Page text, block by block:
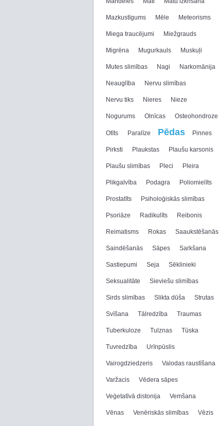
Mazkustīgums Mēle Meteorisms
Miega traucējumi Miežgrauds
Migrēna Mugurkauls Muskuļi
Mutes slimības Nagi Narkomānija
Neauglība Nervu slimības
Nervu tiks Nieres Nieze
Nogurums Olnīcas Osteohondroze
Otīts Paralīze Pēdas Pinnes
Pirksti Plaukstas Plaušu karsonis
Plaušu slimības Pleci Pleira
Plikgalvība Podagra Poliomielīts
Prostatīts Psiholoģiskās slimības
Psoriāze Radikulīts Reibonis
Reimatisms Rokas Saaukstēšanās
Saindēšanās Sāpes Sarkšana
Sastiepumi Seja Sēklinieki
Seksualitāte Sieviešu slimības
Sirds slimības Slikta dūša Strutas
Svīšana Tālredzība Traumas
Tuberkuloze Tulznas Tūska
Tuvredzība Urīnpūslis
Vairogdziedzeris Valodas raustīšana
Varžacis Vēdera sāpes
Veģetatīvā distonija Vemšana
Vēnas Venēriskās slimības Vēzis